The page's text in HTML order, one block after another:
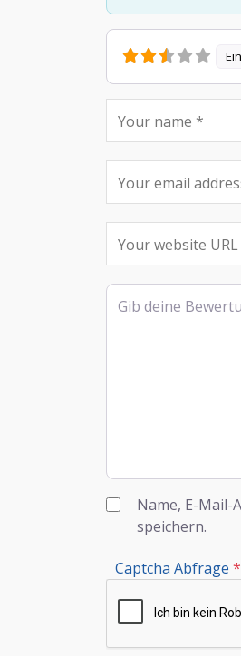
Rezensionstext
Name, E-Mail-
speichern.
Captcha Abfrage *